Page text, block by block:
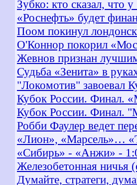
Зубко: кто сказал, что
«Роснефть» будет
Поом покинул
О'Коннор покорил
Жевнов признан
Судьба «Зенита» в
"Локомотив" завоевал
Кубок России. Финал.
Кубок России. Финал.
Робби Фаулер ведет
«Лион», «Марсель»…
«Сибирь» - «Анжи» -
Железобетонная ничья
Думайте, стратеги,